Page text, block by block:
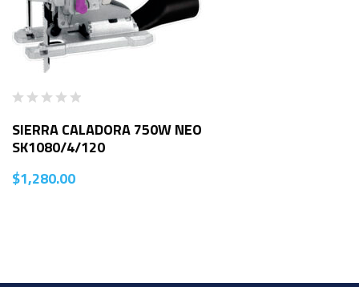
SIERRA CALADORA 750W NEO
SK1080/4/120
$1,280.00